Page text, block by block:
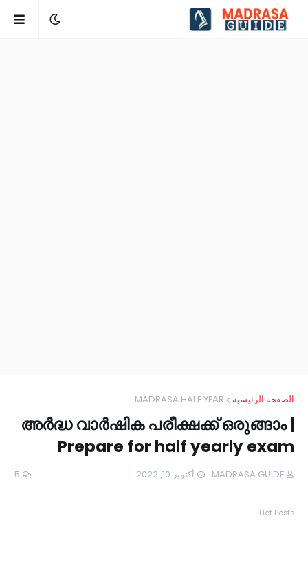
الصفحة الرئيسية MADRASA HALF YEAR
അർദ്ധ വാർഷിക പരീക്ഷക്ക് ഒരുങ്ങാം |
Prepare for half yearly exam
MADRASA GUIDE أكتوبر 10, 2022 5
Hot Posts